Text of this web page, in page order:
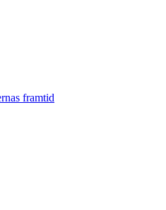
framtid